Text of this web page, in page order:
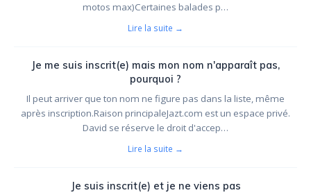
motos max)Certaines balades p…
Lire la suite →
Je me suis inscrit(e) mais mon nom n'apparaît pas,
pourquoi ?
Il peut arriver que ton nom ne figure pas dans la liste, même
après inscription.Raison principaleJazt.com est un espace privé.
David se réserve le droit d'accep…
Lire la suite →
Je suis inscrit(e) et je ne viens pas